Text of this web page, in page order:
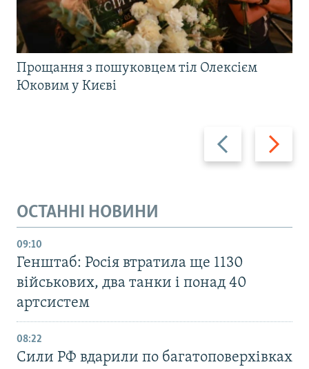
Назад Вперед
Прощання з пошуковцем тіл Олексієм
Юковим у Києві
ОСТАННІ НОВИНИ
09:10
Генштаб: Росія втратила ще 1130
військових, два танки і понад 40
артсистем
08:22
Сили РФ вдарили по багатоповерхівках